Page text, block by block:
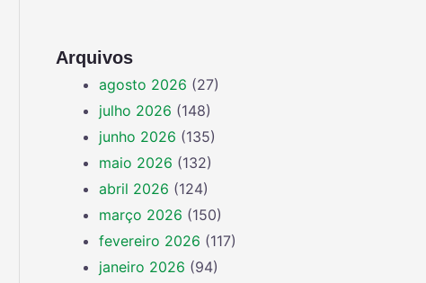
Arquivos
agosto 2026 (27)
julho 2026 (148)
junho 2026 (135)
maio 2026 (132)
abril 2026 (124)
março 2026 (150)
fevereiro 2026 (117)
janeiro 2026 (94)